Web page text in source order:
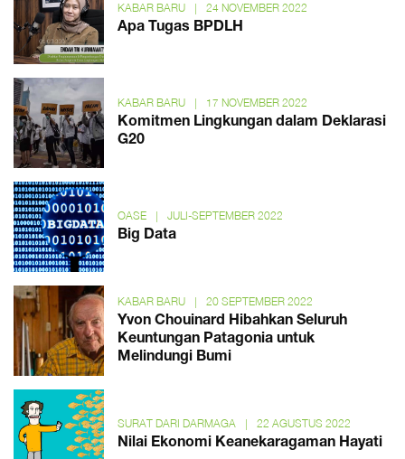
KABAR BARU | 24 NOVEMBER 2022
Apa Tugas BPDLH
KABAR BARU | 17 NOVEMBER 2022
Komitmen Lingkungan dalam Deklarasi
G20
OASE | JULI-SEPTEMBER 2022
Big Data
KABAR BARU | 20 SEPTEMBER 2022
Yvon Chouinard Hibahkan Seluruh
Keuntungan Patagonia untuk
Melindungi Bumi
SURAT DARI DARMAGA | 22 AGUSTUS 2022
Nilai Ekonomi Keanekaragaman Hayati